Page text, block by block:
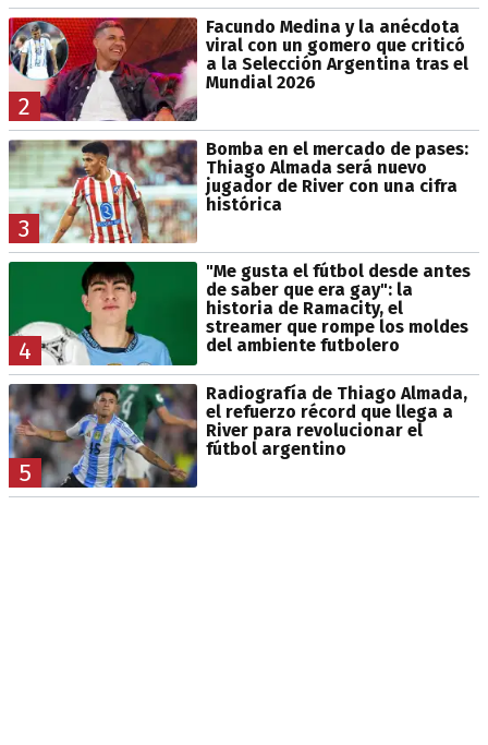
2
Facundo Medina y la anécdota
viral con un gomero que criticó
a la Selección Argentina tras el
Mundial 2026
3
Bomba en el mercado de pases:
Thiago Almada será nuevo
jugador de River con una cifra
histórica
4
"Me gusta el fútbol desde antes
de saber que era gay": la
historia de Ramacity, el
streamer que rompe los moldes
del ambiente futbolero
5
Radiografía de Thiago Almada,
el refuerzo récord que llega a
River para revolucionar el
fútbol argentino